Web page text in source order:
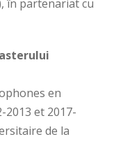
în partenariat cu
en
2013 et 2017-
de la